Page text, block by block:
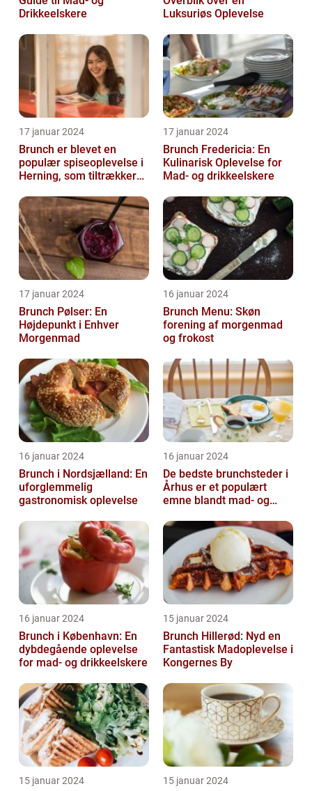
Drikkeelskere
Luksuriøs Oplevelse
17 januar 2024
Brunch er blevet en
populær spiseoplevelse i
Herning, som tiltrækker
og turis...
17 januar 2024
Brunch Fredericia: En
Kulinarisk Oplevelse for
Mad- og drikkeelskere
17 januar 2024
Brunch Pølser: En
Højdepunkt i Enhver
Morgenmad
16 januar 2024
Brunch Menu: Skøn
forening af morgenmad
og frokost
16 januar 2024
Brunch i Nordsjælland: En
uforglemmelig
gastronomisk oplevelse
16 januar 2024
De bedste brunchsteder i
Århus er et populært
emne blandt mad- og
lokale og turi...
16 januar 2024
Brunch i København: En
dybdegående oplevelse
for mad- og drikkeelskere
15 januar 2024
Brunch Hillerød: Nyd en
Fantastisk Madoplevelse i
Kongernes By
15 januar 2024 15 januar 2024